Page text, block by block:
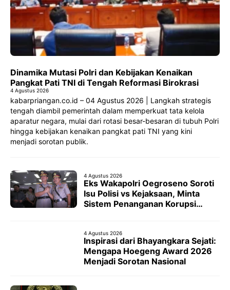
Dinamika Mutasi Polri dan Kebijakan Kenaikan
Pangkat Pati TNI di Tengah Reformasi Birokrasi
4 Agustus 2026
kabarpriangan.co.id – 04 Agustus 2026 | Langkah strategis
tengah diambil pemerintah dalam memperkuat tata kelola
aparatur negara, mulai dari rotasi besar-besaran di tubuh Polri
hingga kebijakan kenaikan pangkat pati TNI yang kini
menjadi sorotan publik.
4 Agustus 2026
Eks Wakapolri Oegroseno Soroti
Isu Polisi vs Kejaksaan, Minta
Sistem Penanganan Korupsi
4 Agustus 2026
Inspirasi dari Bhayangkara Sejati:
Mengapa Hoegeng Award 2026
Menjadi Sorotan Nasional